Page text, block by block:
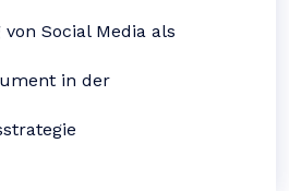
Social Media als
in der